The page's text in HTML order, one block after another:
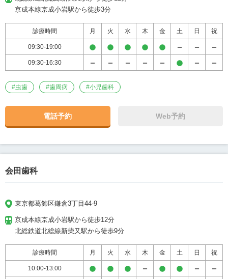
京成本線京成小岩駅から徒歩3分
診療時間 月 火 水 木 金 土 日 祝
09:30-19:00
09:30-16:30
#虫歯 #歯周病 #小児歯科
電話予約 Web予約
会田歯科
東京都葛飾区鎌倉3丁目44-9
京成本線京成小岩駅から徒歩12分
北総鉄道北総線新柴又駅から徒歩9分
診療時間 月 火 水 木 金 土 日 祝
10:00-13:00